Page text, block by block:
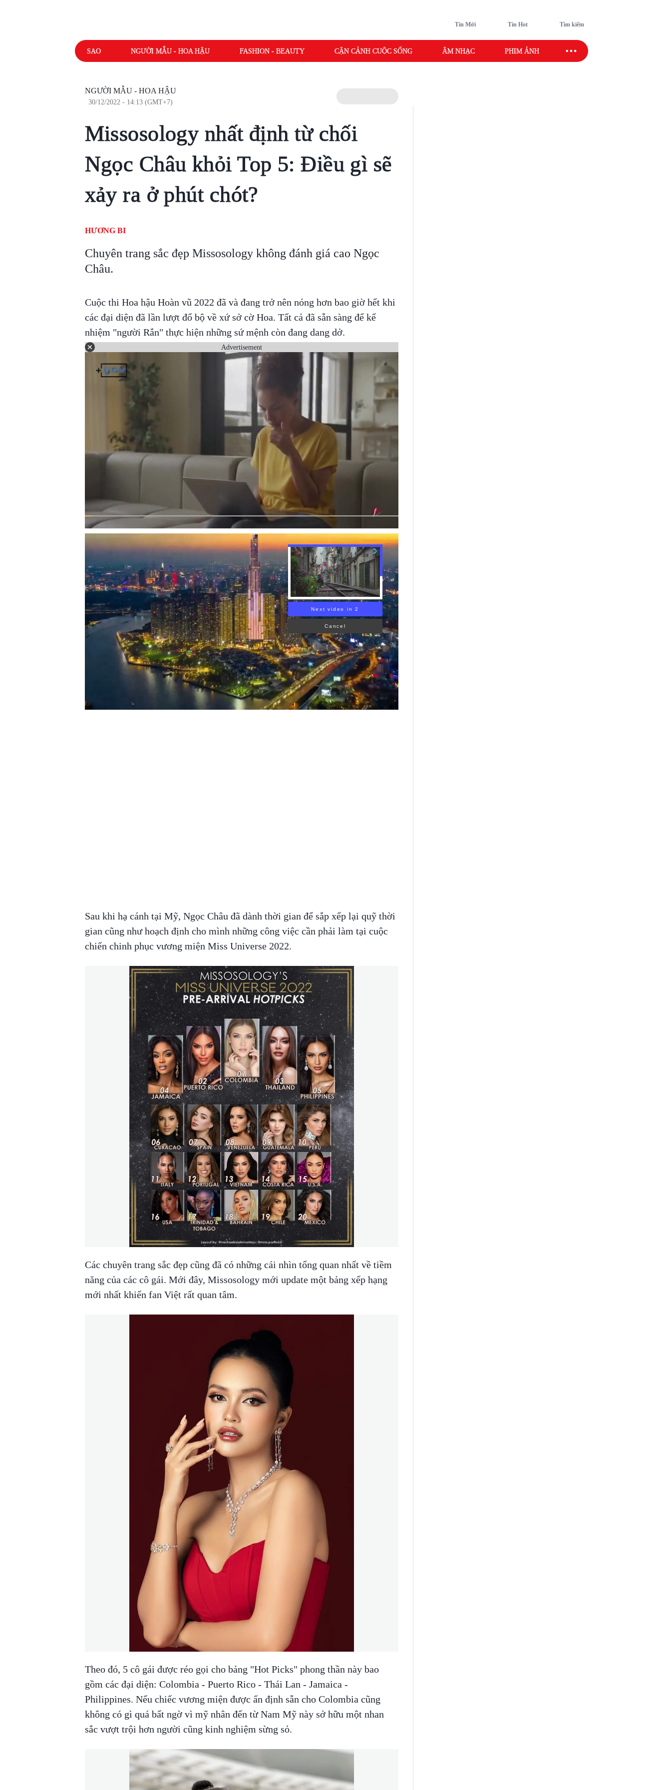
Tin Mới Tin Hot Tìm kiếm
SAO NGƯỜI MẪU - HOA HẬU FASHION - BEAUTY CẬN CẢNH CUỘC SỐNG ÂM NHẠC PHIM ẢNH SAO SPORT
NGƯỜI MẪU - HOA HẬU
30/12/2022 - 14:13 (GMT+7)
Missosology nhất định từ chối
Ngọc Châu khỏi Top 5: Điều gì sẽ
xảy ra ở phút chót?
HƯƠNG BI
Chuyên trang sắc đẹp Missosology không đánh giá cao Ngọc
Châu.
Cuộc thi Hoa hậu Hoàn vũ 2022 đã và đang trở nên nóng hơn bao giờ hết khi
các đại diện đã lần lượt đổ bộ về xứ sở cờ Hoa. Tất cả đã sẵn sàng để kế
nhiệm "người Rắn" thực hiện những sứ mệnh còn đang dang dở.
Advertisement
Next video in 1
Cancel
Sau khi hạ cánh tại Mỹ, Ngọc Châu đã dành thời gian để sắp xếp lại quỹ thời
gian cũng như hoạch định cho mình những công việc cần phải làm tại cuộc
chiến chinh phục vương miện Miss Universe 2022.
Các chuyên trang sắc đẹp cũng đã có những cái nhìn tổng quan nhất về tiềm
năng của các cô gái. Mới đây, Missosology mới update một bảng xếp hạng
mới nhất khiến fan Việt rất quan tâm.
Theo đó, 5 cô gái được réo gọi cho bảng "Hot Picks" phong thần này bao
gồm các đại diện: Colombia - Puerto Rico - Thái Lan - Jamaica -
Philippines. Nếu chiếc vương miện được ấn định sẵn cho Colombia cũng
không có gì quá bất ngờ vì mỹ nhân đến từ Nam Mỹ này sở hữu một nhan
sắc vượt trội hơn người cũng kinh nghiệm sừng sỏ.